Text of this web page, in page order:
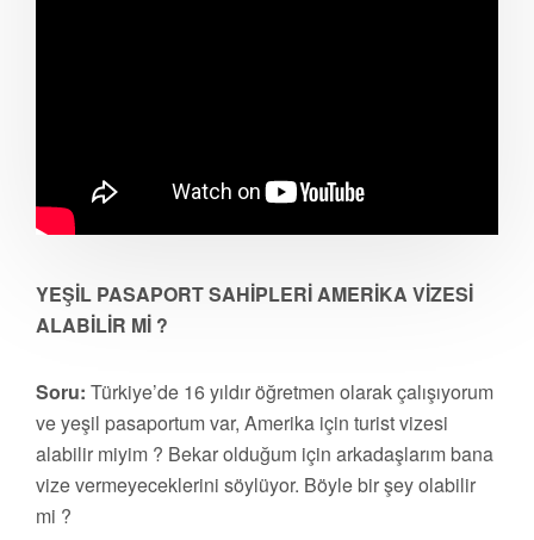
YEŞİL PASAPORT SAHİPLERİ AMERİKA VİZESİ
ALABİLİR Mİ ?
Soru: Türkiye’de 16 yıldır öğretmen olarak çalışıyorum
ve yeşil pasaportum var, Amerika için turist vizesi
alabilir miyim ? Bekar olduğum için arkadaşlarım bana
vize vermeyeceklerini söylüyor. Böyle bir şey olabilir
mi ?